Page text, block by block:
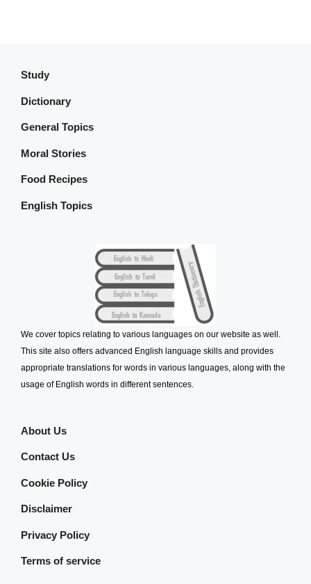
Study
Dictionary
General Topics
Moral Stories
Food Recipes
English Topics
We cover topics relating to various languages on our website as well.
This site also offers advanced English language skills and provides
appropriate translations for words in various languages, along with the
usage of English words in different sentences.
About Us
Contact Us
Cookie Policy
Disclaimer
Privacy Policy
Terms of service